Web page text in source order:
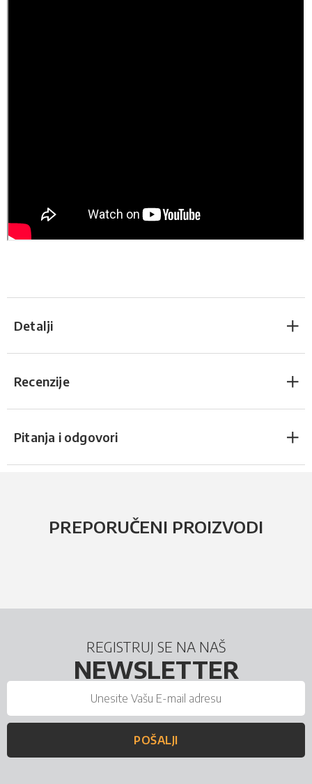
Detalji
Recenzije
Pitanja i odgovori
PREPORUČENI PROIZVODI
REGISTRUJ SE NA NAŠ
NEWSLETTER
POŠALJI